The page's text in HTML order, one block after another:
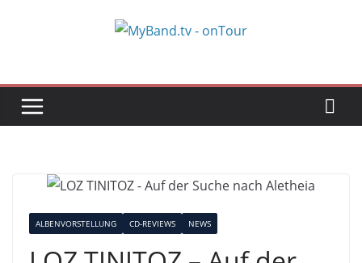
ALBENVORSTELLUNG CD-REVIEWS NEWS